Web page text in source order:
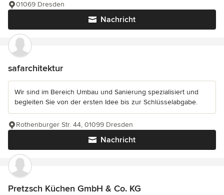
Nachricht
01069 Dresden
safarchitektur
Wir sind im Bereich Umbau und Sanierung spezialisiert und
begleiten Sie von der ersten Idee bis zur Schlüsselabgabe.
Nachricht
Rothenburger Str. 44, 01099 Dresden
Pretzsch Küchen GmbH & Co. KG